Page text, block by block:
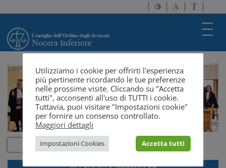
Attiva/disattiva
alto
Attiva/
dimensione
a
solo
Utilizziamo i cookie per offrirti l'esperienza
più pertinente ricordando le tue preferenze
nelle prossime visite. Cliccando su "Accetta
tutti", acconsenti all'uso di TUTTI i cookie.
Tuttavia, puoi visitare "Impostazioni cookie"
per fornire un consenso controllato.
Maggiori dettagli
Impostazioni Cookies Accetta tutti